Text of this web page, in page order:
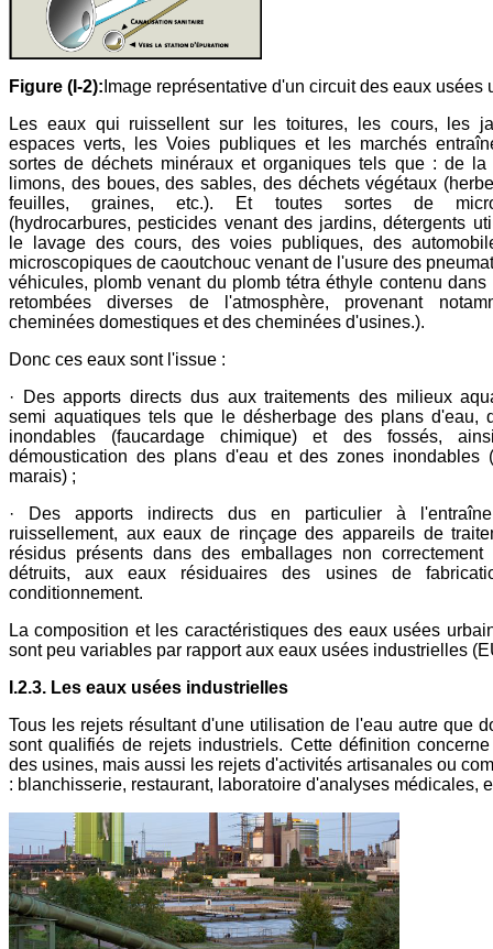
Figure (I-2): Image représentative d'un circuit des eaux usées
Les eaux qui ruissellent sur les toitures, les cours, les
espaces verts, les Voies publiques et les marchés
sortes de déchets minéraux et organiques tels que : de la
limons, des boues, des sables, des déchets végétaux
feuilles, graines, etc.). Et toutes sortes de
(hydrocarbures, pesticides venant des jardins, détergents
le lavage des cours, des voies publiques, des
microscopiques de caoutchouc venant de l'usure des
véhicules, plomb venant du plomb tétra éthyle contenu dans
retombées diverses de l'atmosphère, provenant
cheminées domestiques et des cheminées d'usines.).
Donc ces eaux sont l'issue :
· Des apports directs dus aux traitements des milieux
semi aquatiques tels que le désherbage des plans d'eau,
inondables (faucardage chimique) et des fossés,
démoustication des plans d'eau et des zones inondables
marais) ;
· Des apports indirects dus en particulier à
ruissellement, aux eaux de rinçage des appareils de
résidus présents dans des emballages non correctement
détruits, aux eaux résiduaires des usines de
conditionnement.
La composition et les caractéristiques des eaux usées
sont peu variables par rapport aux eaux usées industrielles
I.2.3. Les eaux usées industrielles
Tous les rejets résultant d'une utilisation de l'eau autre que
sont qualifiés de rejets industriels. Cette définition
des usines, mais aussi les rejets d'activités artisanales ou
: blanchisserie, restaurant, laboratoire d'analyses médicales,